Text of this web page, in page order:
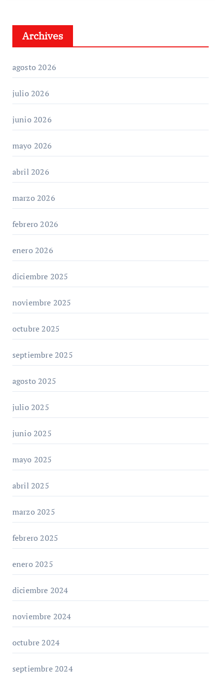
Archives
agosto 2026
julio 2026
junio 2026
mayo 2026
abril 2026
marzo 2026
febrero 2026
enero 2026
diciembre 2025
noviembre 2025
octubre 2025
septiembre 2025
agosto 2025
julio 2025
junio 2025
mayo 2025
abril 2025
marzo 2025
febrero 2025
enero 2025
diciembre 2024
noviembre 2024
octubre 2024
septiembre 2024